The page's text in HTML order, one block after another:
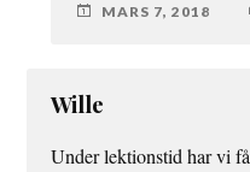
MARS 7, 2018
Wille
Under lektionstid har vi